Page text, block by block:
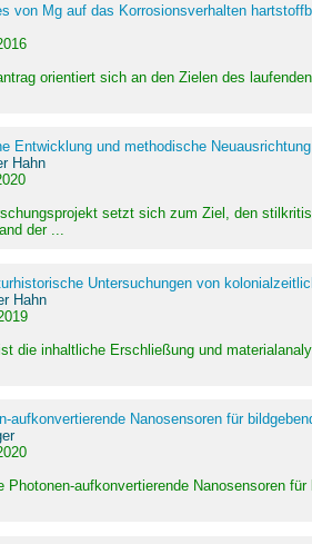
von Mg auf das Korrosionsverhalten
orientiert sich an den Zielen des
Entwicklung und methodische
Hahn
setzt sich zum Ziel, den
der ...
Untersuchungen von
Hahn
die inhaltliche Erschließung und
aufkonvertierende Nanosensoren für
Photonen-aufkonvertierende Nanosensoren